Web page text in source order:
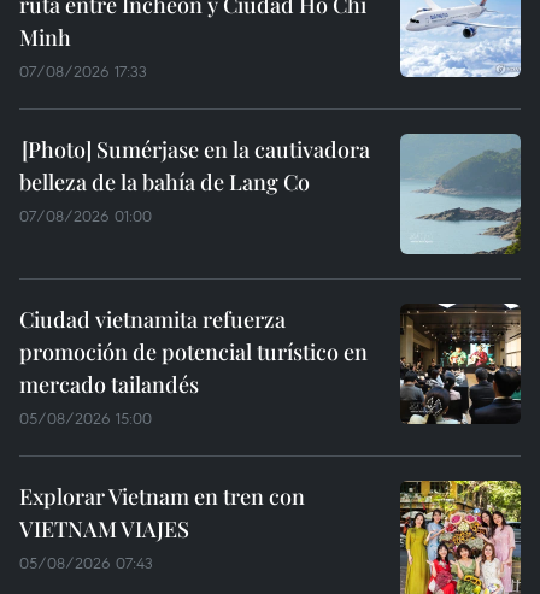
Minh
07/08/2026 17:33
Sumérjase en la cautivadora
belleza de la bahía de Lang Co
07/08/2026 01:00
Ciudad vietnamita refuerza
promoción de potencial turístico en
mercado tailandés
05/08/2026 15:00
Explorar Vietnam en tren con
VIETNAM VIAJES
05/08/2026 07:43